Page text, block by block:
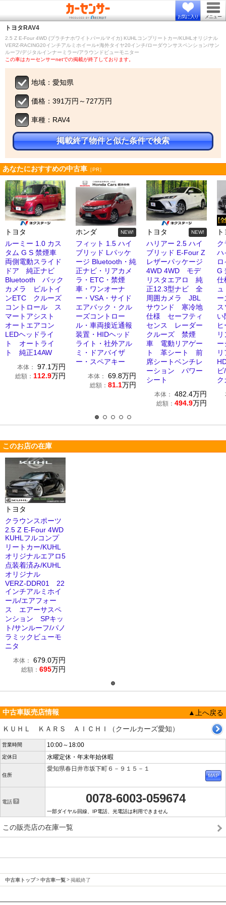
お気に入り メニュー
トヨタ RAV4
2.5 Z E-Four 4WD (プラチナホワイトパールマイカ) KUHLコンプリートカー/KUHLオリジナル
VERZ-RACING20インチアルミホイール+海外タイヤ20インチ/ローダウンサスペンション/サン
ルーフ/デジタルインナーミラー/アラウンドビューモニター
この車はカーセンサーnetでの掲載が終了しております。
地域：愛知県
価格：391万円～727万円
車種：RAV4
掲載終了物件と似た条件で検索
あなたにおすすめの中古車 ［PR］
トヨタ
ルーミー 1.0 カス
タム G S 禁煙車
両側電動スライド
ドア 純正ナビ
Bluetooth バック
カメラ ビルトイ
ンETC クルーズ
コントロール ス
マートアシスト
オートエアコン
LEDヘッドライ
ト オートライ
ト 純正14AW
本体： 97.1万円
総額： 112.9万円
ホンダ NEW!
フィット 1.5 ハイ
ブリッド Lパッケ
ージ Bluetooth・純
正ナビ・リアカメ
ラ・ETC・禁煙
車・ワンオーナ
ー・VSA・サイド
エアバック・クル
ーズコントロー
ル・車両接近通報
装置・HIDヘッド
ライト・社外アル
ミ・ドアバイザ
ー・スペアキー
本体： 69.8万円
総額： 81.1万円
トヨタ NEW!
ハリアー 2.5 ハイ
ブリッド E-Four Z
レザーパッケージ
4WD 4WD モデ
リスタエアロ 純
正12.3型ナビ 全
周囲カメラ JBL
サウンド 寒冷地
仕様 セーフティ
センス レーダー
クルーズ 禁煙
車 電動リアゲー
ト 革シート 前
席シートベンチレ
ーション パワー
シート
本体： 482.4万円
総額： 494.9万円
ク
ハ
G
仕
い
ー
ク
このお店の在庫
トヨタ
クラウンスポーツ
2.5 Z E-Four 4WD
KUHLフルコンプ
リートカー/KUHL
オリジナルエアロ5
点装着済み/KUHL
オリジナル
VERZ-DDR01 22
インチアルミホイ
ール/エアフォー
ス エアーサスペ
ンション SPキッ
ト/サンルーフ/パノ
ラミックビューモ
ニタ
本体： 679.0万円
総額： 695万円
中古車販売店情報
▲上へ戻る
ＫＵＨＬ ＫＡＲＳ ＡＩＣＨＩ（クールカーズ愛知）
営業時間 10:00～18:00
定休日 水曜定休・年末年始休暇
住所
愛知県春日井市坂下町６－９１５－１
電話 0078-6003-059674
一部ダイヤル回線、IP電話、光電話は利用できません
この販売店の在庫一覧
中古車トップ 中古車一覧 掲載終了